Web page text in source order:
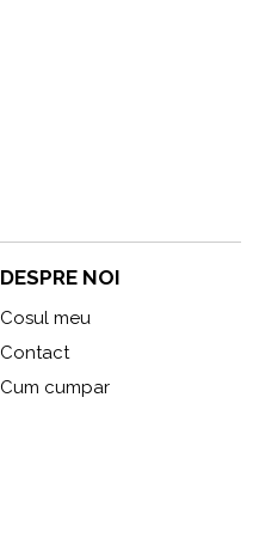
DESPRE NOI
Cosul meu
Contact
Cum cumpar